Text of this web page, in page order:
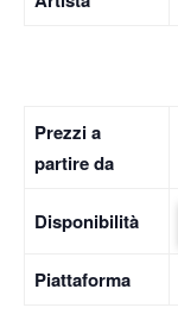
Prezzi a
partire da
Disponibilità
Piattaforma